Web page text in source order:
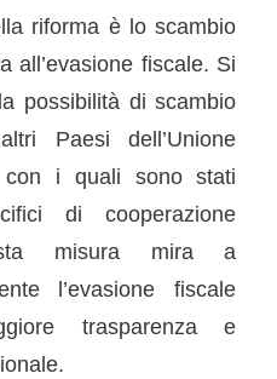
riforma è lo scambio
all’evasione fiscale. Si
possibilità di scambio
Paesi dell’Unione
i quali sono stati
di cooperazione
misura mira a
l’evasione fiscale
trasparenza e